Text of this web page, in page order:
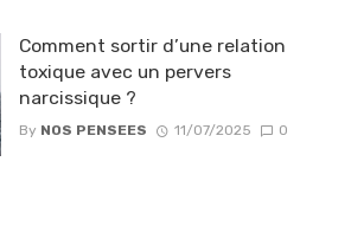
Comment sortir d’une relation
toxique avec un pervers
narcissique ?
By NOS PENSEES 11/07/2025 0